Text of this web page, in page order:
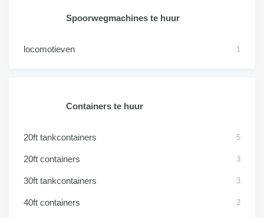
Spoorwegmachines te huur
locomotieven 1
Containers te huur
20ft tankcontainers 5
20ft containers 3
30ft tankcontainers 3
40ft containers 2